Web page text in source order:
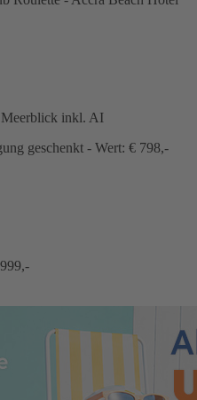
Meerblick inkl. AI
geschenkt - Wert: € 798,-